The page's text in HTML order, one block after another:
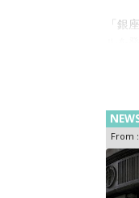
「銀
ピン
From :